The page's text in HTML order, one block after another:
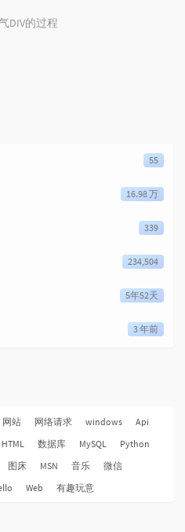
DIV的过程
55
16.98 万
339
234,504
5年52天
3 年前
网站 网络请求 windows
Api
HTML 数据库 MySQL
Python
图床 MSN 音乐
微信
Web 有趣玩意